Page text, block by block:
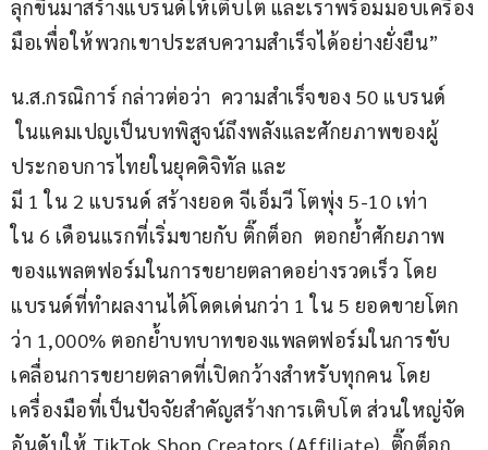
ลุกขึ้นมาสร้างแบรนด์ให้เติบโต และเราพร้อมมอบเครื่อง
มือเพื่อให้พวกเขาประสบความสำเร็จได้อย่างยั่งยืน”
น.ส.กรณิการ์ กล่าวต่อว่า  ความสำเร็จของ 50 แบรนด์
ในแคมเปญเป็นบทพิสูจน์ถึงพลังและศักยภาพของผู้
ประกอบการไทยในยุคดิจิทัล และ
มี 1 ใน 2 แบรนด์ สร้างยอด จีเอ็มวี โตพุ่ง 5-10 เท่า
ใน 6 เดือนแรกที่เริ่มขายกับ ติ๊กต็อก  ตอกย้ำศักยภาพ
ของแพลตฟอร์มในการขยายตลาดอย่างรวดเร็ว โดย
แบรนด์ที่ทำผลงานได้โดดเด่นกว่า 1 ใน 5 ยอดขายโตก
ว่า 1,000% ตอกย้ำบทบาทของแพลตฟอร์มในการขับ
เคลื่อนการขยายตลาดที่เปิดกว้างสำหรับทุกคน โดย
เครื่องมือที่เป็นปัจจัยสำคัญสร้างการเติบโต ส่วนใหญ่จัด
อันดับให้ TikTok Shop Creators (Affiliate), ติ๊กต็อก